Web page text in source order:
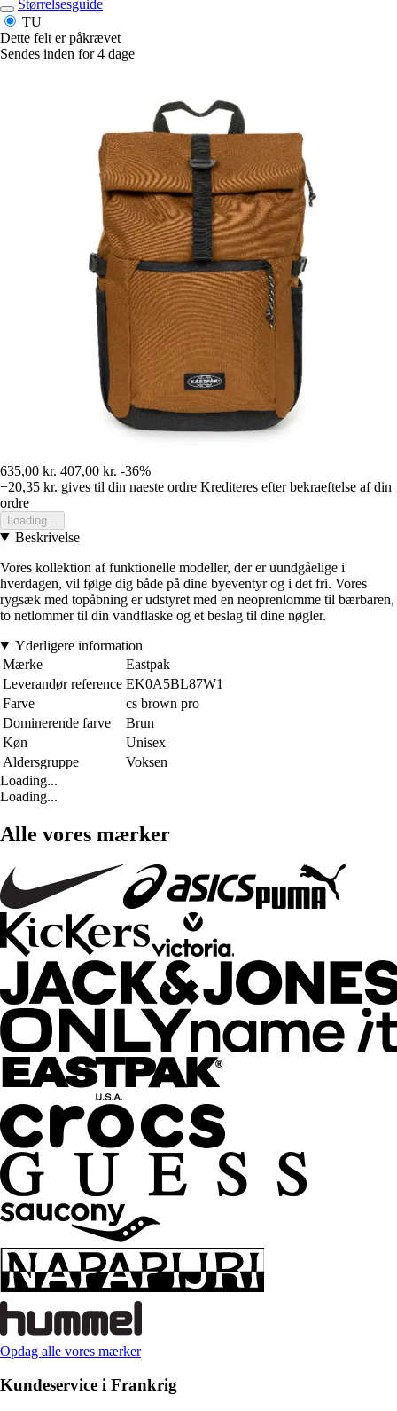
Størrelsesguide
TU
Dette felt er påkrævet
Sendes inden for 4 dage
635,00 kr. 407,00 kr. -36%
+20,35 kr. gives til din naeste ordre Krediteres efter bekraeftelse af din
ordre
Loading...
Beskrivelse
Vores kollektion af funktionelle modeller, der er uundgåelige i
hverdagen, vil følge dig både på dine byeventyr og i det fri. Vores
rygsæk med topåbning er udstyret med en neoprenlomme til bærbaren,
to netlommer til din vandflaske og et beslag til dine nøgler.
Yderligere information
Mærke
Eastpak
Leverandør reference EK0A5BL87W1
Farve
cs brown pro
Dominerende farve
Brun
Køn
Unisex
Aldersgruppe
Voksen
Loading...
Loading...
Alle vores mærker
Opdag alle vores mærker
Kundeservice i Frankrig